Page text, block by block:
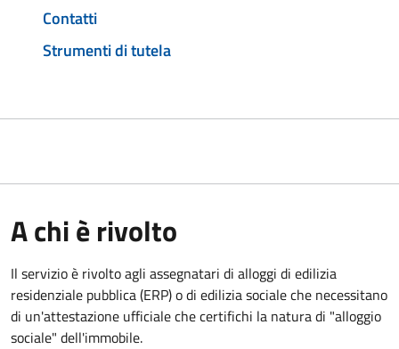
Contatti
Strumenti di tutela
A chi è rivolto
Il servizio è rivolto agli assegnatari di alloggi di edilizia
residenziale pubblica (ERP) o di edilizia sociale che necessitano
di un'attestazione ufficiale che certifichi la natura di "alloggio
sociale" dell'immobile.